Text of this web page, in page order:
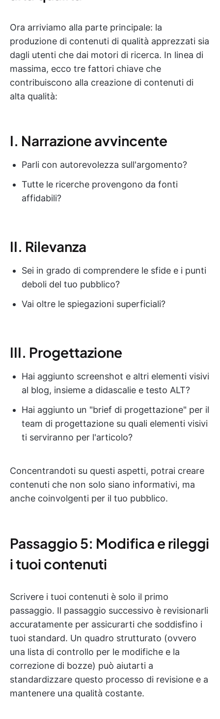
Ora arriviamo alla parte principale: la
produzione di contenuti di qualità apprezzati sia
dagli utenti che dai motori di ricerca. In linea di
massima, ecco tre fattori chiave che
contribuiscono alla creazione di contenuti di
alta qualità:
I. Narrazione avvincente
Parli con autorevolezza sull'argomento?
Tutte le ricerche provengono da fonti
affidabili?
II. Rilevanza
Sei in grado di comprendere le sfide e i punti
deboli del tuo pubblico?
Vai oltre le spiegazioni superficiali?
III. Progettazione
Hai aggiunto screenshot e altri elementi visivi
al blog, insieme a didascalie e testo ALT?
Hai aggiunto un "brief di progettazione" per il
team di progettazione su quali elementi visivi
ti serviranno per l'articolo?
Concentrandoti su questi aspetti, potrai creare
contenuti che non solo siano informativi, ma
anche coinvolgenti per il tuo pubblico.
Passaggio 5: Modifica e rileggi
i tuoi contenuti
Scrivere i tuoi contenuti è solo il primo
passaggio. Il passaggio successivo è revisionarli
accuratamente per assicurarti che soddisfino i
tuoi standard. Un quadro strutturato (ovvero
una lista di controllo per le modifiche e la
correzione di bozze) può aiutarti a
standardizzare questo processo di revisione e a
mantenere una qualità costante.